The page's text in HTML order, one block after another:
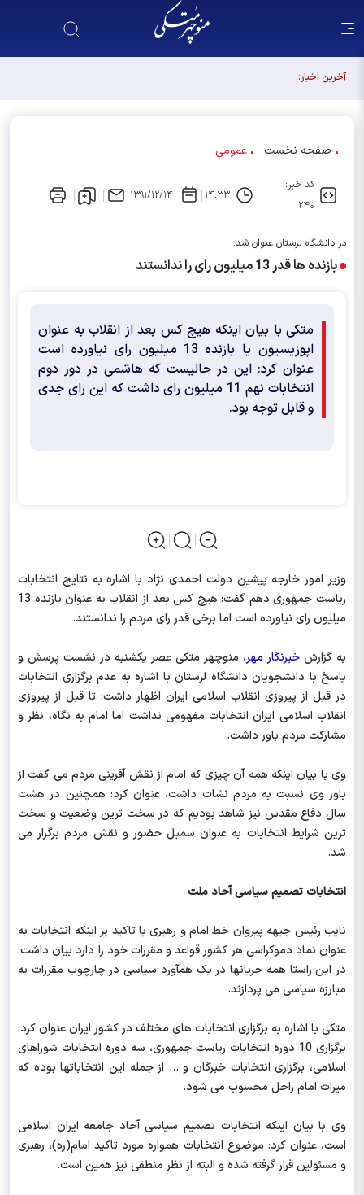
آخرین اخبار:
صفحه نخست عمومی
کد خبر:
۲۴۰
۱۴:۳۳ ۱۳۹۱/۱۲/۱۴
در دانشگاه لرستان عنوان شد:
بازنده ها قدر 13 میلیون رای را ندانستند
متکی با بیان اینکه هیچ کس بعد از انقلاب به عنوان
اپوزیسیون یا بازنده 13 میلیون رای نیاورده است
عنوان کرد: این در حالیست که هاشمی در دور دوم
انتخابات نهم 11 میلیون رای داشت که این رای جدی
و قابل توجه بود.
وزیر امور خارجه پیشین دولت احمدی نژاد با اشاره به نتایج انتخابات
ریاست جمهوری دهم گفت: هیچ کس بعد از انقلاب به عنوان بازنده 13
میلیون رای نیاورده است اما برخی قدر رای مردم را ندانستند.
به گزارش خبرنگار مهر، منوچهر متکی عصر یکشنبه در نشست پرسش و
پاسخ با دانشجویان دانشگاه لرستان با اشاره به عدم برگزاری انتخابات
در قبل از پیروزی انقلاب اسلامی ایران اظهار داشت: تا قبل از پیروزی
انقلاب اسلامی ایران انتخابات مفهومی نداشت اما امام به نگاه، نظر و
مشارکت مردم باور داشت.
وی با بیان اینکه همه آن چیزی که امام از نقش آفرینی مردم می گفت از
باور وی نسبت به مردم نشات داشت، عنوان کرد: همچنین در هشت
سال دفاع مقدس نیز شاهد بودیم که در سخت ترین وضعیت و سخت
ترین شرایط انتخابات به عنوان سمبل حضور و نقش مردم برگزار می
شد.
انتخابات تصمیم سیاسی آحاد ملت
نایب رئیس جبهه پیروان خط امام و رهبری با تاکید بر اینکه انتخابات به
عنوان نماد دموکراسی هر کشور قواعد و مقررات خود را دارد بیان داشت:
در این راستا همه جریانها در یک همآورد سیاسی در چارچوب مقررات به
مبارزه سیاسی می پردازند.
متکی با اشاره به برگزاری انتخابات های مختلف در کشور ایران عنوان کرد:
برگزاری 10 دوره انتخابات ریاست جمهوری، سه دوره انتخابات شوراهای
اسلامی، برگزاری انتخابات خبرگان و ... از جمله این انتخاباتها بوده که
میراث امام راحل محسوب می شود.
وی با بیان اینکه انتخابات تصمیم سیاسی آحاد جامعه ایران اسلامی
است، عنوان کرد: موضوع انتخابات همواره مورد تاکید امام(ره)، رهبری
و مسئولین قرار گرفته شده و البته از نظر منطقی نیز همین است.